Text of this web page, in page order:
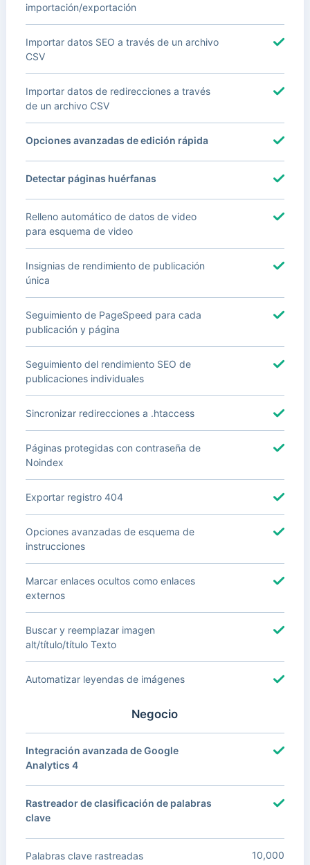
importación/exportación
Importar datos SEO a través de un archivo
CSV
Importar datos de redirecciones a través
de un archivo CSV
Opciones avanzadas de edición rápida
Detectar páginas huérfanas
Relleno automático de datos de video
para esquema de video
Insignias de rendimiento de publicación
única
Seguimiento de PageSpeed para cada
publicación y página
Seguimiento del rendimiento SEO de
publicaciones individuales
Sincronizar redirecciones a .htaccess
Páginas protegidas con contraseña de
Noindex
Exportar registro 404
Opciones avanzadas de esquema de
instrucciones
Marcar enlaces ocultos como enlaces
externos
Buscar y reemplazar imagen
alt/título/título Texto
Automatizar leyendas de imágenes
Negocio
Integración avanzada de Google
Analytics 4
Rastreador de clasificación de palabras
clave
Palabras clave rastreadas 10,000